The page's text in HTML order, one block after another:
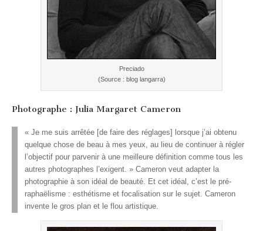
Preciado
(Source : blog langarra)
Photographe : Julia Margaret Cameron
« Je me suis arrêtée [de faire des réglages] lorsque j’ai obtenu
quelque chose de beau à mes yeux, au lieu de continuer à régler
l’objectif pour parvenir à une meilleure définition comme tous les
autres photographes l’exigent. » Cameron veut adapter la
photographie à son idéal de beauté. Et cet idéal, c’est le pré-
raphaëlisme : esthétisme et focalisation sur le sujet. Cameron
invente le gros plan et le flou artistique.